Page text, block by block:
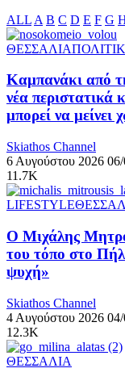
ALL A B C D E F G
ΘΕΣΣΑΛΙΑ
Καμπανάκι από
νέα περιστατικά
μπορεί να μείνει
Skiathos Channel
6 Αυγούστου 2026
11.7K
LIFESTYLE
Ο Μιχάλης
του τόπο στο
ψυχή»
Skiathos Channel
4 Αυγούστου 2026
12.3K
ΘΕΣΣΑΛΙΑ